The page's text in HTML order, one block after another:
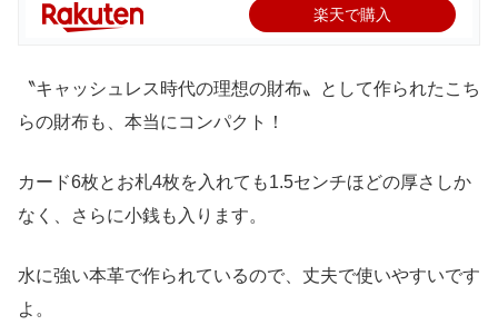
楽天で購入
〝キャッシュレス時代の理想の財布〟として作られたこち
らの財布も、本当にコンパクト！
カード6枚とお札4枚を入れても1.5センチほどの厚さしか
なく、さらに小銭も入ります。
水に強い本革で作られているので、丈夫で使いやすいです
よ。